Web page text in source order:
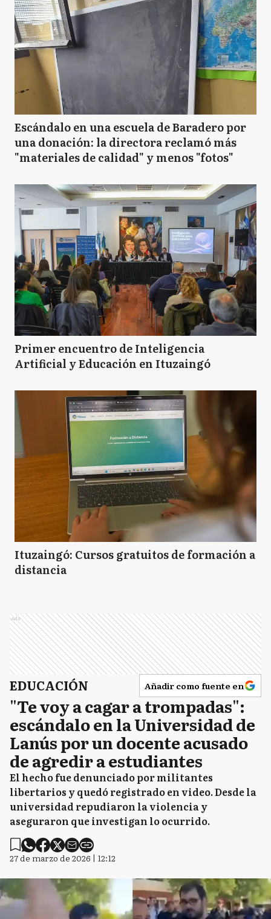
Escándalo en una escuela de Baradero por
una donación: la directora reclamó más
"materiales de calidad" y menos "fotos"
Primer encuentro de Inteligencia
Artificial y Educación en Ituzaingó
Ituzaingó: Cursos gratuitos de formación a
distancia
Ads
EDUCACIÓN Añadir como fuente en
"Te voy a cagar a trompadas":
escándalo en la Universidad de
Lanús por un docente acusado
de agredir a estudiantes
El hecho fue denunciado por militantes
libertarios y quedó registrado en video. Desde la
universidad repudiaron la violencia y
aseguraron que investigan lo ocurrido.
27 de marzo de 2026 | 12:12